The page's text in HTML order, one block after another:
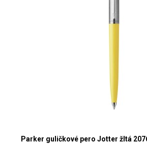
Parker guličkové pero Jotter žltá